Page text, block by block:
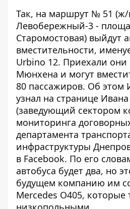
Так, на маршрут № 51
Левобережный-3 -
Старомостовая) выйдут
вместительности,
Urbino 12. Приехали они
Мюнхена и могут
80 пассажиров. Об этом
узнал на странице
(заведующий сектором
мониторинга
департамента
инфраструктуры
в Facebook. По его
автобуса будет два, но
будущем компанию им
Mercedes О405, которые